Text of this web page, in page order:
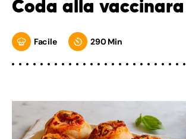
Coda alla vaccinara
Facile 290 Min